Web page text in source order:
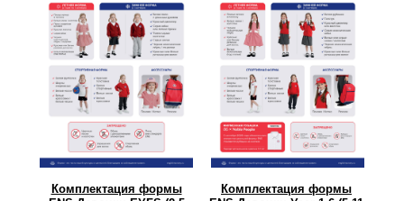
Комплектация формы
Комплектация формы